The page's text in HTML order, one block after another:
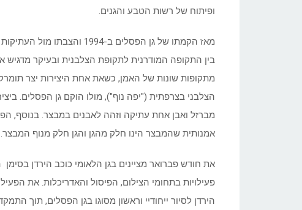
ופיתוח של רשות הטבע והגנים.
מאז הקמתו של גן הפסלים ב-
הצלבני בצרפתית ("יפה נוף"), מולו הוקם גן הפסלים.
מברזל ואבן אחת עתיקה וזהה לאבנים במבצר. בנוסף,
אמנותית שהמבצר הינו חלק מהגן והגן חלק מנוף המבצר.
את חודש פברואר מציינים בגן הלאומי כוכב הירדן
הירדן לסיור ייחודיי וראשון מסוגו בגן הפסלים, תוך